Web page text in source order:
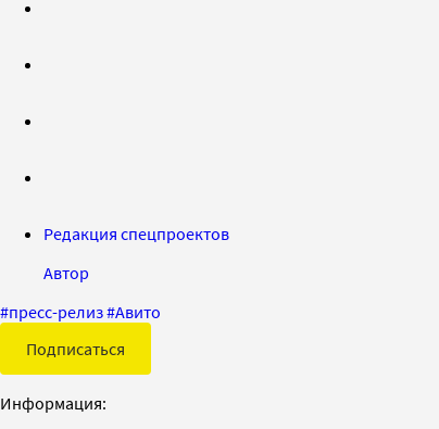
Редакция спецпроектов
Автор
#пресс-релиз#Авито
Подписаться
Информация: